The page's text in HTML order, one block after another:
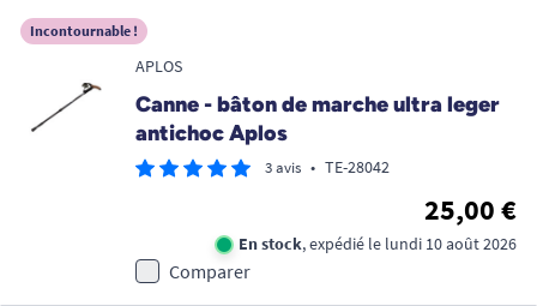
Incontournable !
APLOS
Canne - bâton de marche ultra leger
antichoc Aplos
3 avis • TE-28042
25,00 €
En stock, expédié le lundi 10 août 2026
Comparer